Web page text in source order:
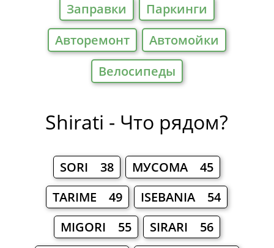
Заправки
Паркинги
Авторемонт
Автомойки
Велосипеды
Shirati - Что рядом?
SORI 38
МУСОМА 45
TARIME 49
ISEBANIA 54
MIGORI 55
SIRARI 56